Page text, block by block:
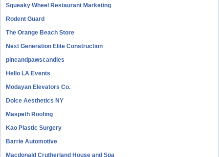
Squeaky Wheel Restaurant Marketing
Rodent Guard
The Orange Beach Store
Next Generation Elite Construction
pineandpawscandles
Hello LA Events
Modayan Elevators Co.
Dolce Aesthetics NY
Maspeth Roofing
Kao Plastic Surgery
Barrie Automotive
Macdonald Crutherland House and Spa